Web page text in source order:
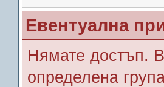
Евентуална
Нямате достъп.
определена